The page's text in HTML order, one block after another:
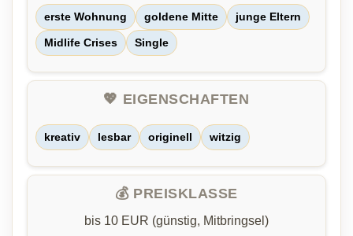
erste Wohnung goldene Mitte junge Eltern
Midlife Crises Single
💖 EIGENSCHAFTEN
kreativ lesbar originell witzig
💰 PREISKLASSE
bis 10 EUR (günstig, Mitbringsel)